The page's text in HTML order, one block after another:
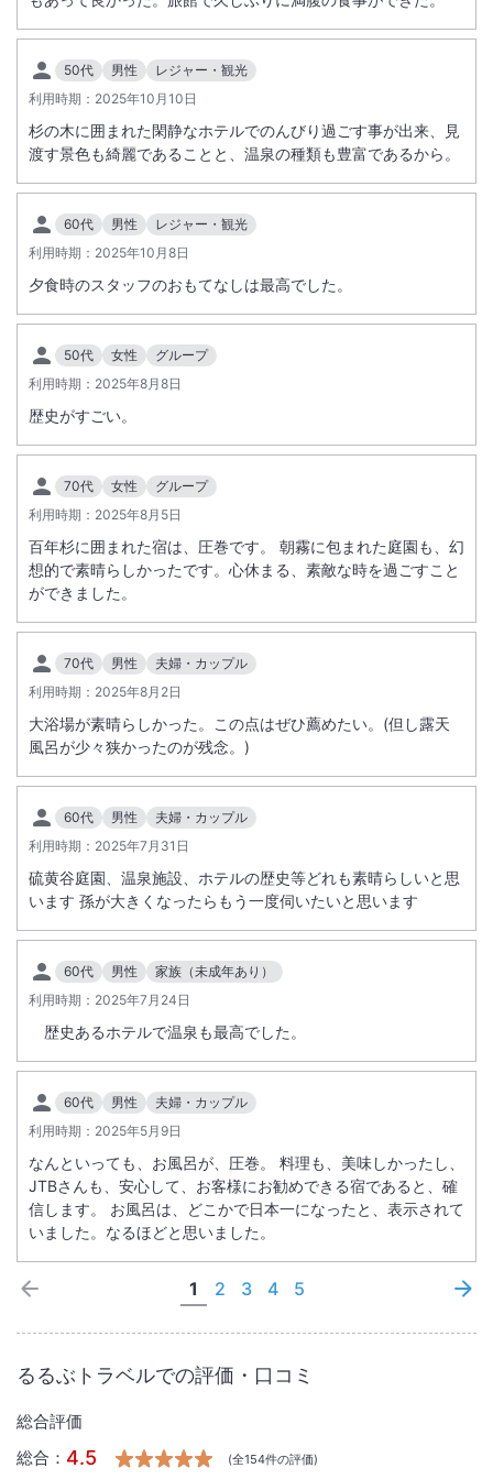
50代 男性
レジャー・観光
利用時期： 2025年10月10日
杉の木に囲まれた閑静なホテルでのんびり過ごす事が出来、見
渡す景色も綺麗であることと、温泉の種類も豊富であるから。
60代 男性
レジャー・観光
利用時期： 2025年10月8日
夕食時のスタッフのおもてなしは最高でした。
50代 女性
グループ
利用時期： 2025年8月8日
歴史がすごい。
70代 女性
グループ
利用時期： 2025年8月5日
百年杉に囲まれた宿は、圧巻です。 朝霧に包まれた庭園も、幻
想的で素晴らしかったです。心休まる、素敵な時を過ごすこと
ができました。
70代 男性
夫婦・カップル
利用時期： 2025年8月2日
大浴場が素晴らしかった。この点はぜひ薦めたい。(但し露天
風呂が少々狭かったのが残念。)
60代 男性
夫婦・カップル
利用時期： 2025年7月31日
硫黄谷庭園、温泉施設、ホテルの歴史等どれも素晴らしいと思
います 孫が大きくなったらもう一度伺いたいと思います
60代 男性
家族（未成年あり）
利用時期： 2025年7月24日
歴史あるホテルで温泉も最高でした。
60代 男性
夫婦・カップル
利用時期： 2025年5月9日
なんといっても、お風呂が、圧巻。 料理も、美味しかったし、
JTBさんも、安心して、お客様にお勧めできる宿であると、確
信します。 お風呂は、どこかで日本一になったと、表示されて
いました。なるほどと思いました。
1 2 3 4 5
るるぶトラベルでの評価・口コミ
総合評価
総合： 4.5 (全154件の評価)